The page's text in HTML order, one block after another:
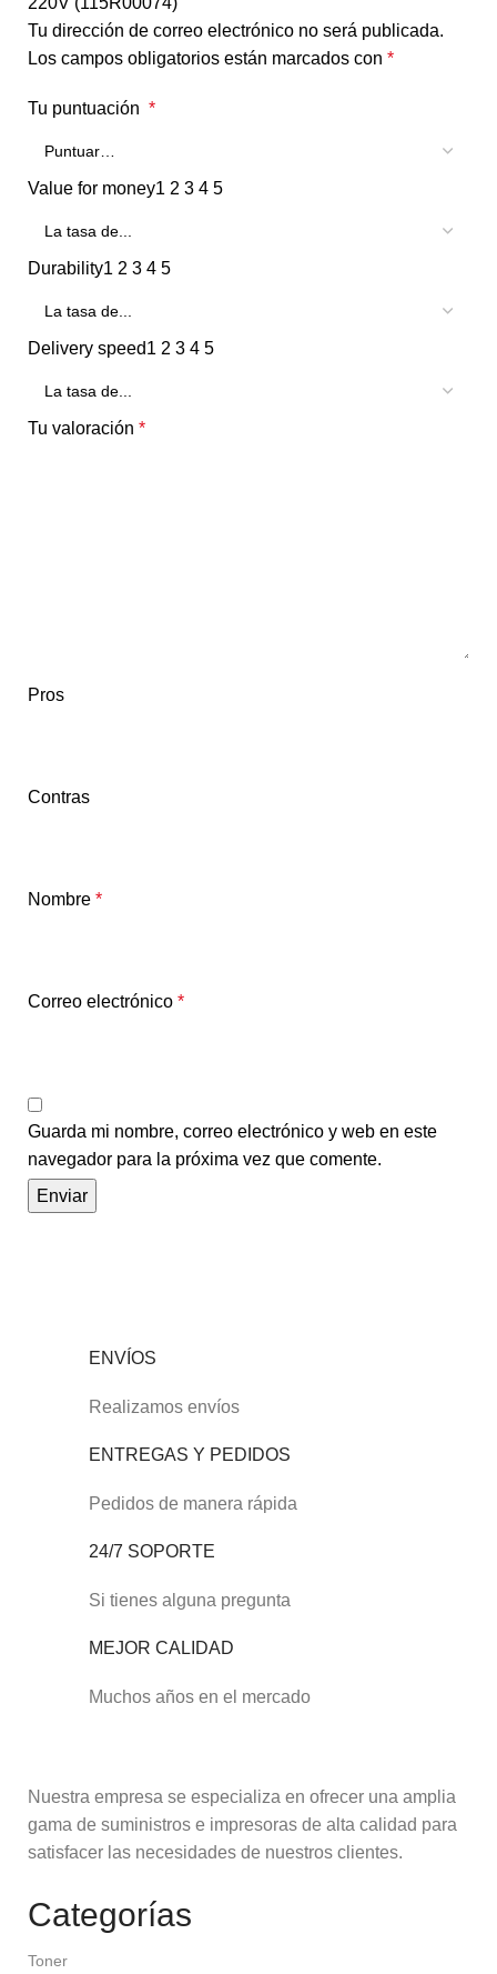
Tu dirección de correo electrónico no será publicada.
Los campos obligatorios están marcados con *
Tu puntuación *
Value for money1 2 3 4 5
Durability1 2 3 4 5
Delivery speed1 2 3 4 5
Tu valoración *
Pros
Contras
Nombre *
Correo electrónico *
Guarda mi nombre, correo electrónico y web en este
navegador para la próxima vez que comente.
ENVÍOS
Realizamos envíos
ENTREGAS Y PEDIDOS
Pedidos de manera rápida
24/7 SOPORTE
Si tienes alguna pregunta
MEJOR CALIDAD
Muchos años en el mercado
Nuestra empresa se especializa en ofrecer una amplia
gama de suministros e impresoras de alta calidad para
satisfacer las necesidades de nuestros clientes.
Categorías
Toner